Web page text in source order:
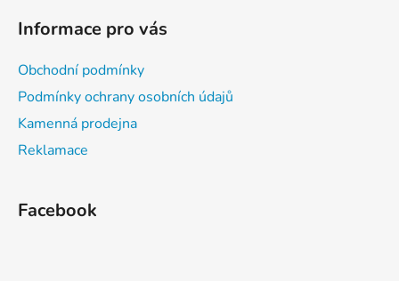
Informace pro vás
Obchodní podmínky
Podmínky ochrany osobních údajů
Kamenná prodejna
Reklamace
Facebook